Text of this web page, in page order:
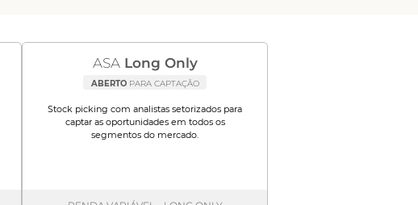
ASALong Only
ABERTOPARA CAPTAÇÃO
Stock picking com analistas setorizados para
captar as oportunidades em todos os
segmentos do mercado.